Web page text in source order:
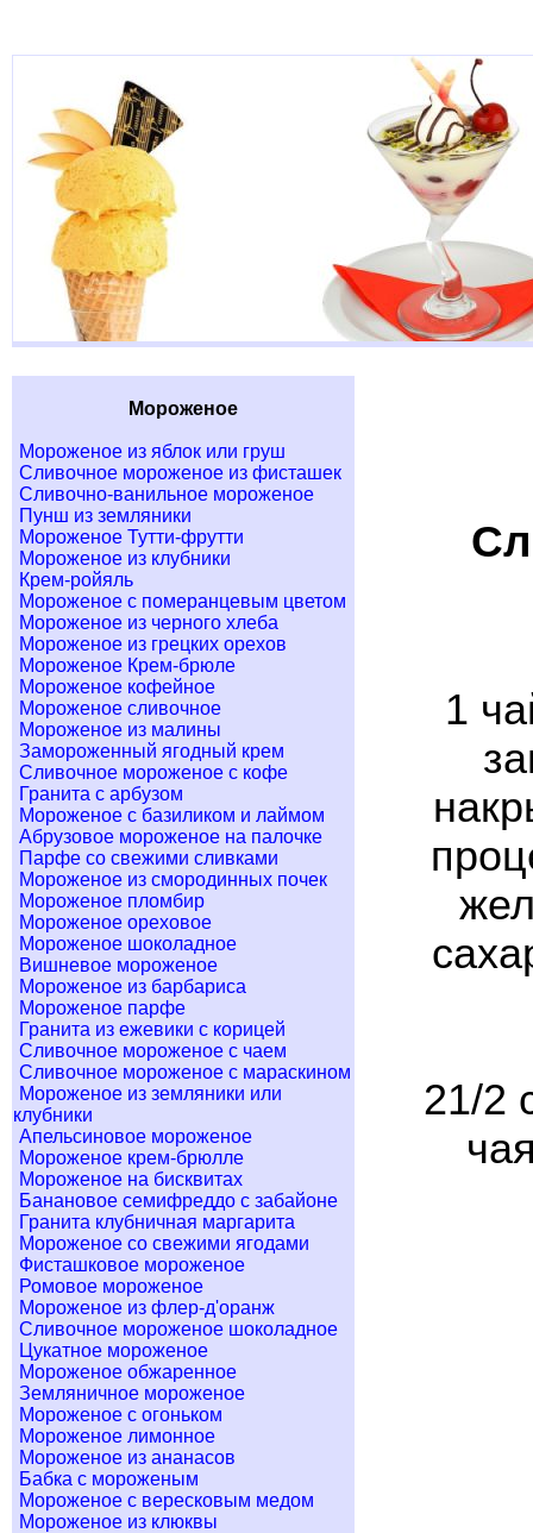
Мороженое
Мороженое из яблок или груш
Сливочное мороженое из фисташек
Сливочно-ванильное мороженое
Пунш из земляники
Мороженое Тутти-фрутти
Мороженое из клубники
Крем-ройяль
Мороженое с померанцевым цветом
Мороженое из черного хлеба
Мороженое из грецких орехов
Мороженое Крем-брюле
Мороженое кофейное
Мороженое сливочное
Мороженое из малины
Замороженный ягодный крем
Сливочное мороженое с кофе
Гранита с арбузом
Мороженое с базиликом и лаймом
Абрузовое мороженое на палочке
Парфе со свежими сливками
Мороженое из смородинных почек
Мороженое пломбир
Мороженое ореховое
Мороженое шоколадное
Вишневое мороженое
Мороженое из барбариса
Мороженое парфе
Гранита из ежевики с корицей
Сливочное мороженое с чаем
Сливочное мороженое с мараскином
Мороженое из земляники или
клубники
Апельсиновое мороженое
Мороженое крем-брюлле
Мороженое на бисквитах
Банановое семифреддо с забайоне
Гранита клубничная маргарита
Мороженое со свежими ягодами
Фисташковое мороженое
Ромовое мороженое
Мороженое из флер-д'оранж
Сливочное мороженое шоколадное
Цукатное мороженое
Мороженое обжаренное
Земляничное мороженое
Мороженое с огоньком
Мороженое лимонное
Мороженое из ананасов
Бабка с мороженым
Мороженое с вересковым медом
Мороженое из клюквы
1
21/2